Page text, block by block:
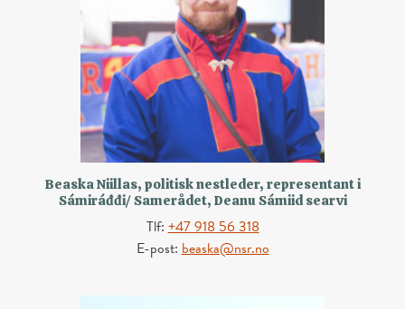
Beaska Niillas, politisk nestleder, representant i
Sámiráđđi/ Samerådet, Deanu Sámiid searvi
Tlf: +47 918 56 318
E-post: beaska@nsr.no